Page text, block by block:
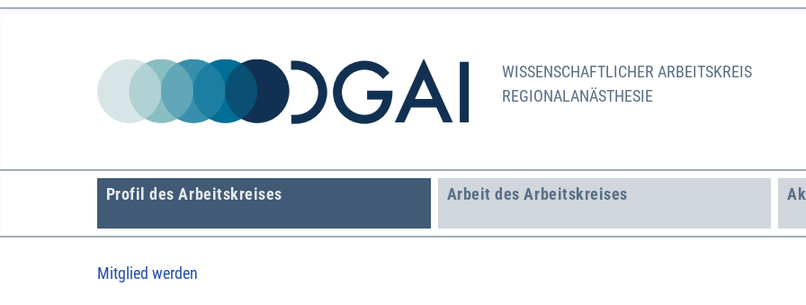
WISSENSCHAFTLICHER ARBEITSKREIS
REGIONALANÄSTHESIE
Profil des Arbeitskreises Arbeit des Arbeitskreises
Mitglied werden